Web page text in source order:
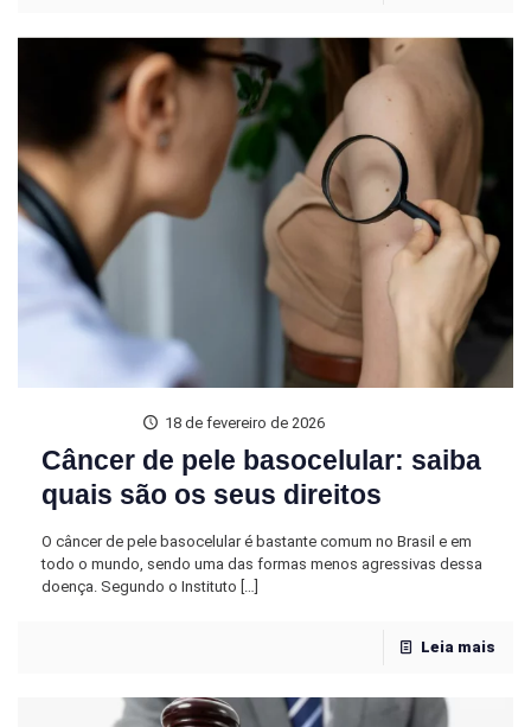
18 de fevereiro de 2026
Câncer de pele basocelular: saiba
quais são os seus direitos
O câncer de pele basocelular é bastante comum no Brasil e em
todo o mundo, sendo uma das formas menos agressivas dessa
doença. Segundo o Instituto
Leia mais